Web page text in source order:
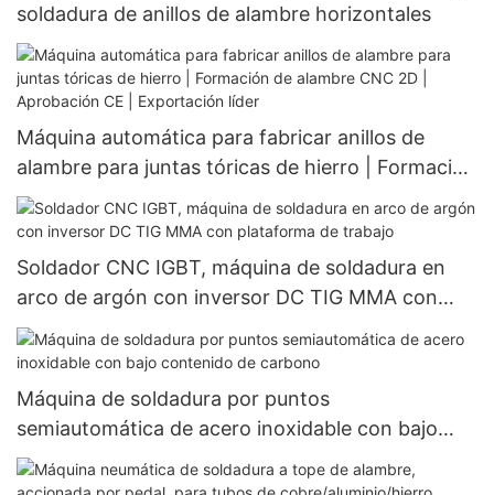
soldadura de anillos de alambre horizontales
Máquina automática para fabricar anillos de
alambre para juntas tóricas de hierro | Formación
de alambre CNC 2D | Aprobación CE |
Exportación líder
Soldador CNC IGBT, máquina de soldadura en
arco de argón con inversor DC TIG MMA con
plataforma de trabajo
Máquina de soldadura por puntos
semiautomática de acero inoxidable con bajo
contenido de carbono